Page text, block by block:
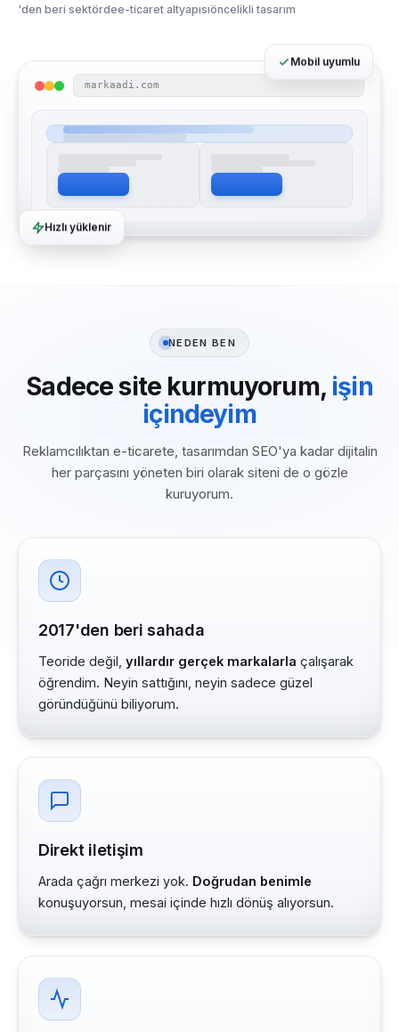
'den beri sektördee-ticaret altyapısıöncelikli tasarım
markaadi.com
Mobil uyumlu
Hızlı yüklenir
NEDEN BEN
Sadece site kurmuyorum, işin
içindeyim
Reklamcılıktan e-ticarete, tasarımdan SEO'ya kadar dijitalin
her parçasını yöneten biri olarak siteni de o gözle
kuruyorum.
2017'den beri sahada
Teoride değil, yıllardır gerçek markalarla çalışarak
öğrendim. Neyin sattığını, neyin sadece güzel
göründüğünü biliyorum.
Direkt iletişim
Arada çağrı merkezi yok. Doğrudan benimle
konuşuyorsun, mesai içinde hızlı dönüş alıyorsun.